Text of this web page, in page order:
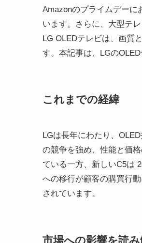
Amazonのプライムデーに
います。さらに、大型テ
LG OLEDテレビは、画質
す。本記事は、LGの
これまでの経緯
LGは長年にわたり、
の競争を強め、性能と価
ている一方、新しいC5は
への移行が顧客の購買行
されています。
市場への影響を読み